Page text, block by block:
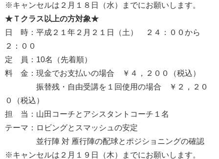
※キャンセルは２月１８日（水）までにお願いします。
★Ｔクラス以上の方対象★
日 時：平成２１年２月２１日（土） ２４：００から
２：００
定 員：10名（先着順）
料 金：現金でお支払いの場合 ￥４，２００（税込）
振替残・自由受講を１回使用の場合 ￥２，２０
０（税込）
担 当：山田コーチとアシスタントコーチ１名
テーマ：ロビングとスマッシュの安定
並行陣 対 雁行陣の配球とポジショニングの確認
※キャンセルは２月１９日（木）までにお願いします。